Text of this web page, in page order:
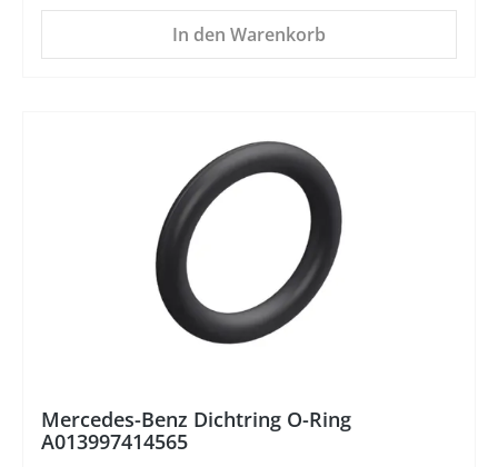
In den Warenkorb
Mercedes-Benz Dichtring O-Ring
A013997414565